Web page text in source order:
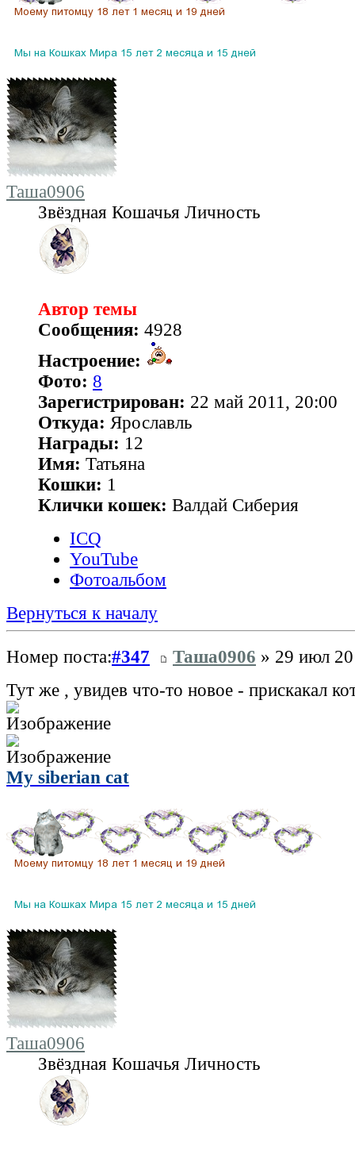
Таша0906
Звёздная Кошачья Личность
Автор темы
Сообщения: 4928
Настроение:
Фото: 8
Зарегистрирован: 22 май 2011, 20:00
Откуда: Ярославль
Награды: 12
Имя: Татьяна
Кошки: 1
Клички кошек: Валдай Сиберия
ICQ
YouTube
Фотоальбом
Вернуться к началу
Номер поста:#347 Таша0906 » 29 июл
Тут же , увидев что-то новое - прискакал
My siberian cat
Таша0906
Звёздная Кошачья Личность